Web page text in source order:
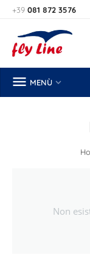
+39 081 872 3576
 MENÙ 
Non